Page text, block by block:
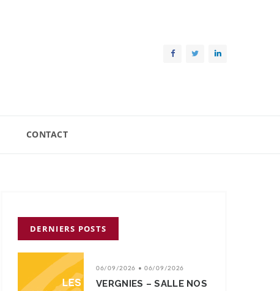
CONTACT
DERNIERS POSTS
06/09/2026 • 06/09/2026
VERGNIES – SALLE NOS